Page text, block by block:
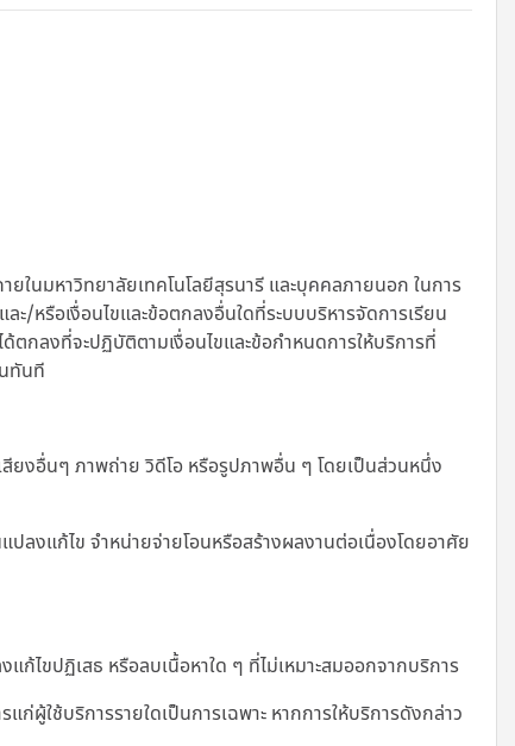
ในมหาวิทยาลัยเทคโนโลยีสุรนารี และบุคคลภายนอก ในการ
ะ/หรือเงื่อนไขและข้อตกลงอื่นใดที่ระบบบริหารจัดการเรียน
ตกลงที่จะปฏิบัติตามเงื่อนไขและข้อกำหนดการให้บริการที่
ทันที
ยงอื่นๆ ภาพถ่าย วิดีโอ หรือรูปภาพอื่น ๆ โดยเป็นส่วนหนึ่ง
งแก้ไข จำหน่ายจ่ายโอนหรือสร้างผลงานต่อเนื่องโดยอาศัย
ไขปฏิเสธ หรือลบเนื้อหาใด ๆ ที่ไม่เหมาะสมออกจากบริการ
ผู้ใช้บริการรายใดเป็นการเฉพาะ หากการให้บริการดังกล่าว